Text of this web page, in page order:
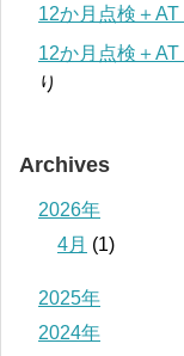
12か月点検＋
12か月点検＋
り
Archives
2026年
4月 (1)
2025年
2024年